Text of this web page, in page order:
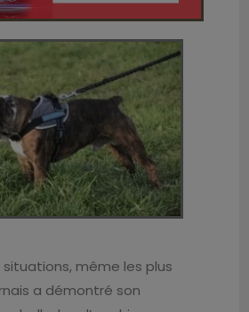
même les plus
a démontré son